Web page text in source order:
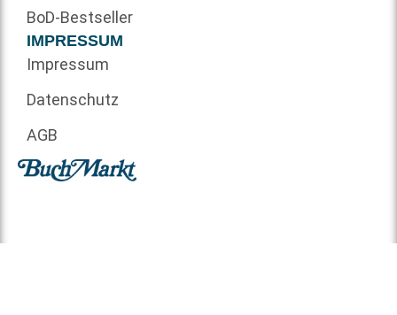
BoD-Bestseller
IMPRESSUM
Impressum
Datenschutz
AGB